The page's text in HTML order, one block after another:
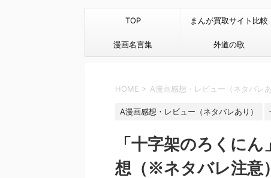
TOP まんが買取サイト比較
漫画名言集 外道の歌
HOME > A漫画感想・レビュー（ネタバレあ
A漫画感想・レビュー（ネタバレあり）
「十字架のろくに
想（※ネタバレ注意）